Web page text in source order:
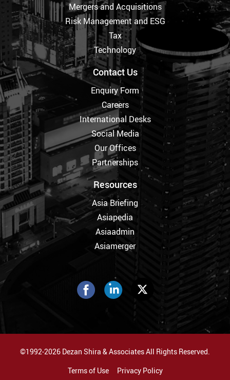
Mergers and Acquisitions
Risk Management and ESG
Tax
Technology
Contact Us
Enquiry Form
Careers
International Desks
Social Media
Our Offices
Partnerships
Resources
Asia Briefing
Asiapedia
Asiaadmin
Asiamerger
©1992-2026 Dezan Shira & Associates All Rights Reserved.
Terms of Use
Privacy Policy